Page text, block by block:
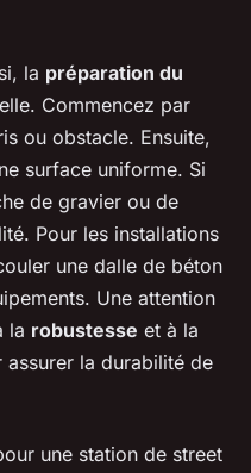
la préparation du
Commencez par
ou obstacle. Ensuite,
surface uniforme. Si
de gravier ou de
Pour les installations
une dalle de béton
Une attention
la robustesse et à la
la durabilité de
une station de street